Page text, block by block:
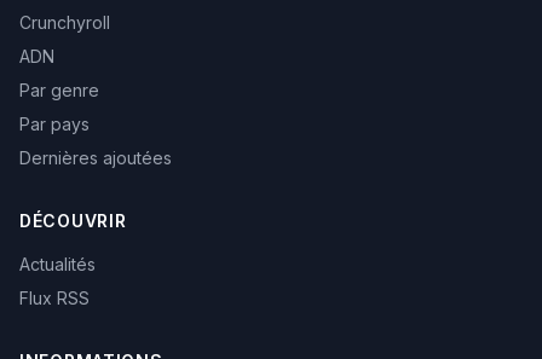
Crunchyroll
ADN
Par genre
Par pays
Dernières ajoutées
DÉCOUVRIR
Actualités
Flux RSS